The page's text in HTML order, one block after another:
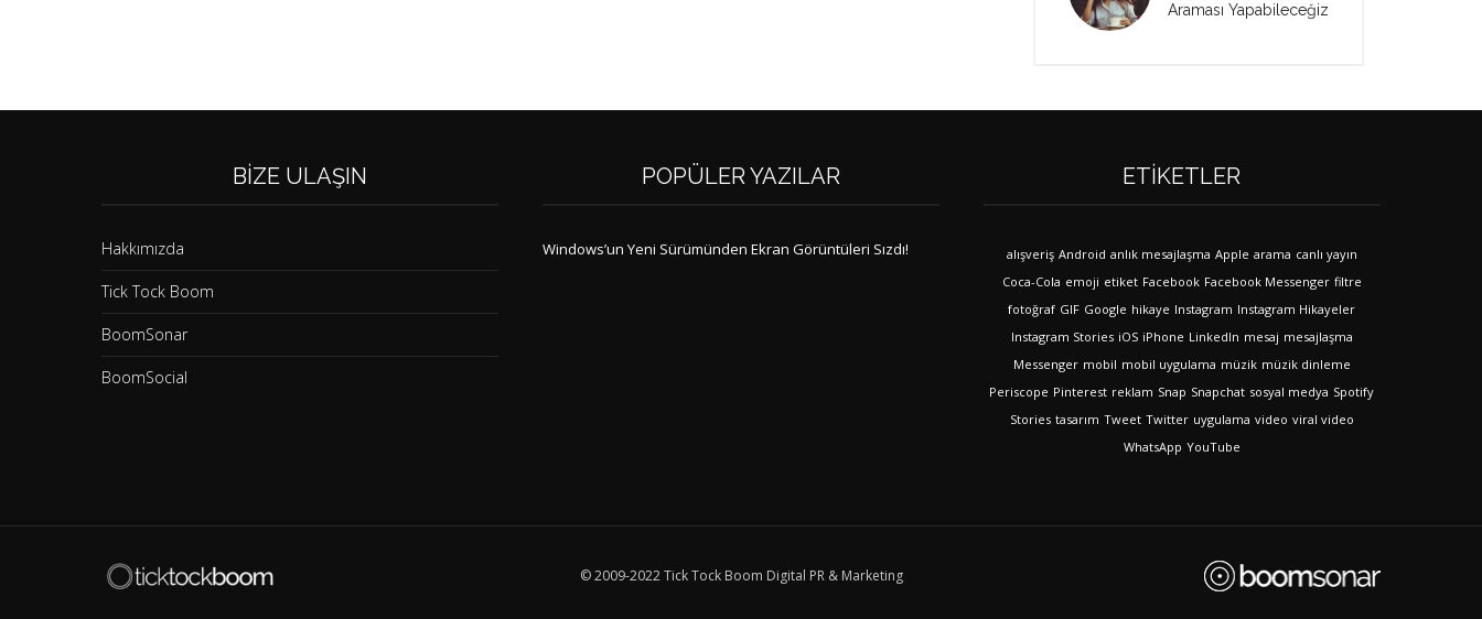
Araması Yapabileceğiz
BIZE ULAŞIN
Hakkımızda
Tick Tock Boom
BoomSonar
BoomSocial
POPÜLER YAZILAR
Windows’un Yeni Sürümünden Ekran Görüntüleri Sızdı!
ETIKETLER
alışveriş Android anlık mesajlaşma Apple arama canlı yayın
Coca-Cola emoji etiket Facebook Facebook Messenger filtre
fotoğraf GIF Google hikaye Instagram Instagram Hikayeler
Instagram Stories iOS iPhone LinkedIn mesaj mesajlaşma
Messenger mobil mobil uygulama müzik müzik dinleme
Periscope Pinterest reklam Snap Snapchat sosyal medya Spotify
Stories tasarım Tweet Twitter uygulama video viral video
WhatsApp YouTube
© 2009-2022 Tick Tock Boom Digital PR & Marketing